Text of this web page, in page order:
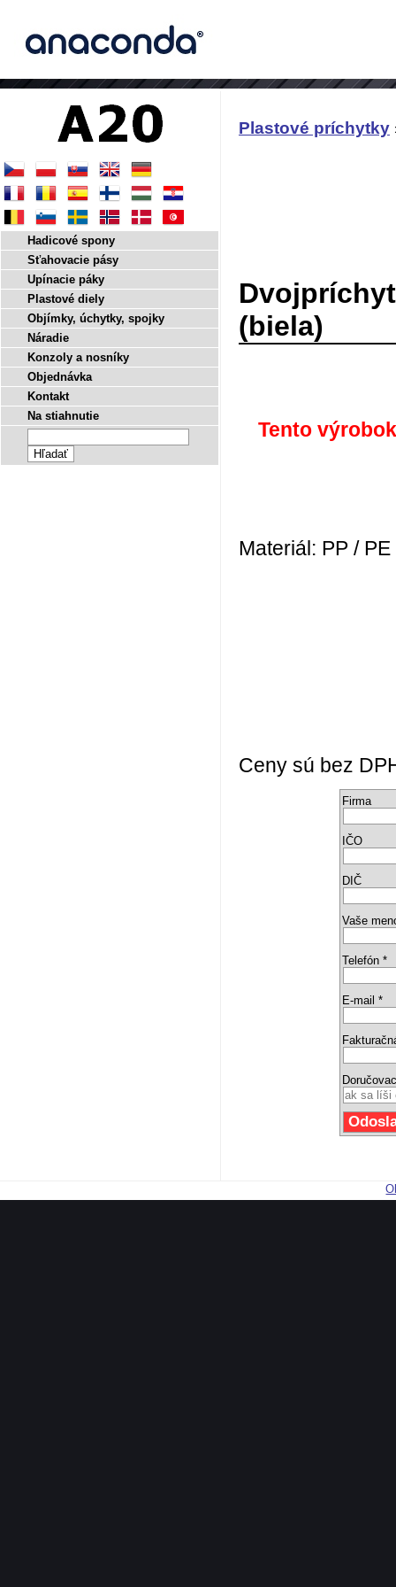
Plastové príchytky
(biela)
Tento
Materiál: PP /
Ceny sú bez
Firma
IČO
DIČ
Vaše
Telefón *
E-mail *
Hadicové spony
Sťahovacie pásy
Upínacie páky
Plastové diely
Objímky, úchytky, spojky
Náradie
Konzoly a nosníky
Objednávka
Kontakt
Na stiahnutie